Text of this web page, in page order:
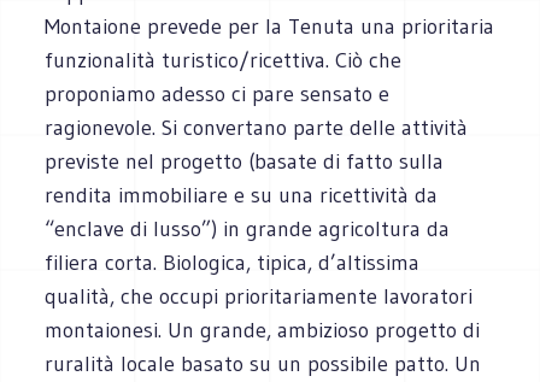
Montaione prevede per la Tenuta una prioritaria
funzionalità turistico/ricettiva. Ciò che
proponiamo adesso ci pare sensato e
ragionevole. Si convertano parte delle attività
previste nel progetto (basate di fatto sulla
rendita immobiliare e su una ricettività da
“enclave di lusso”) in grande agricoltura da
filiera corta. Biologica, tipica, d’altissima
qualità, che occupi prioritariamente lavoratori
montaionesi. Un grande, ambizioso progetto di
ruralità locale basato su un possibile patto. Un